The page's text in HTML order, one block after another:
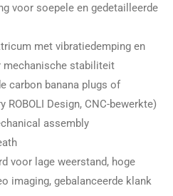
voor soepele en gedetailleerde
met vibratiedemping en
mechanische stabiliteit
carbon banana plugs of
Design, CNC-bewerkte)
assembly
voor lage weerstand, hoge
imaging, gebalanceerde klank